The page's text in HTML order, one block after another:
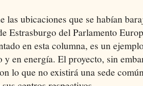
las ubicaciones que se habían
Estrasburgo del Parlamento
en esta columna, es un
y en energía. El proyecto, sin
lo que no existirá una sede